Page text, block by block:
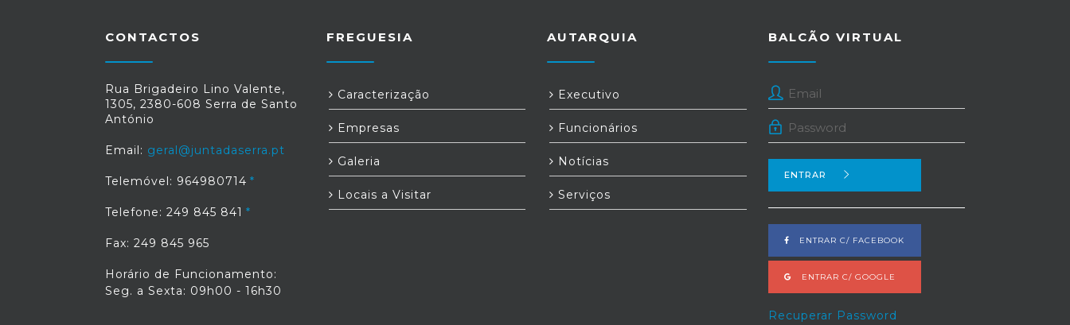
CONTACTOS
Rua Brigadeiro Lino Valente,
1305, 2380-608 Serra de Santo
António
Email: geral@juntadaserra.pt
Telemóvel: 964980714
Telefone: 249 845 841
Fax: 249 845 965
Horário de Funcionamento:
Seg. a Sexta: 09h00 - 16h30
FREGUESIA
Caracterização
Empresas
Galeria
Locais a Visitar
AUTARQUIA
Executivo
Funcionários
Notícias
Serviços
BALCÃO VIRTUAL
ENTRAR
ENTRAR C/ FACEBOOK
ENTRAR C/ GOOGLE
Recuperar Password